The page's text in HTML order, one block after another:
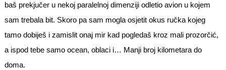
baš prekjučer u nekoj paralelnoj dimenziji odletio avion u kojem
sam trebala bit. Skoro pa sam mogla osjetit okus ručka kojeg
tamo dobiješ i zamislit onaj mir kad pogledaš kroz mali prozorčić,
a ispod tebe samo ocean, oblaci i… Manji broj kilometara do
doma.